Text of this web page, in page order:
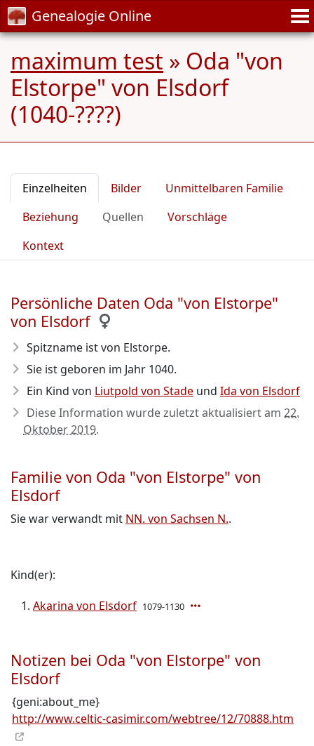
Genealogie Online
maximum test » Oda "von
Elstorpe" von Elsdorf
(1040-????)
Einzelheiten Bilder
Unmittelbaren Familie
Beziehung
Quellen
Vorschläge
Kontext
Persönliche Daten Oda "von Elstorpe"
von Elsdorf
Spitzname ist von Elstorpe.
Sie ist geboren im Jahr 1040.
Ein Kind von Liutpold von Stade und Ida von Elsdorf
Diese Information wurde zuletzt aktualisiert am 22.
Oktober 2019.
Familie von Oda "von Elstorpe" von
Elsdorf
Sie war verwandt mit NN. von Sachsen N..
Kind(er):
Akarina von Elsdorf 1079-1130
Notizen bei Oda "von Elstorpe" von
Elsdorf
{geni:about_me}
http://www.celtic-casimir.com/webtree/12/70888.htm